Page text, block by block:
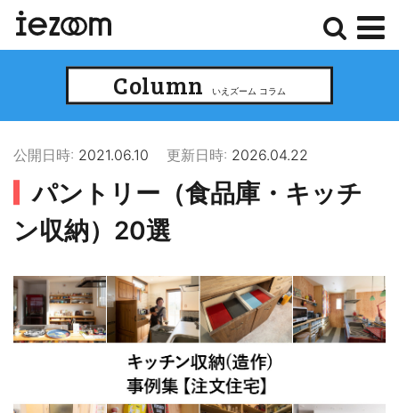
ュ
Column いえズーム コラム
公開日時: 2021.06.10 更新日時: 2026.04.22
パントリー（食品庫・キッチ
ン収納）20選